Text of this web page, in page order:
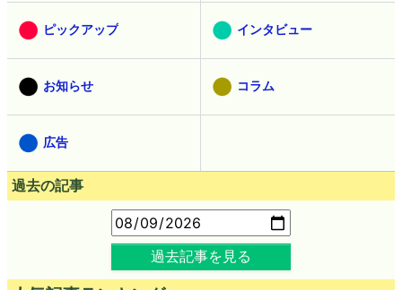
ピックアップ インタビュー
お知らせ コラム
広告
過去の記事
過去記事を見る